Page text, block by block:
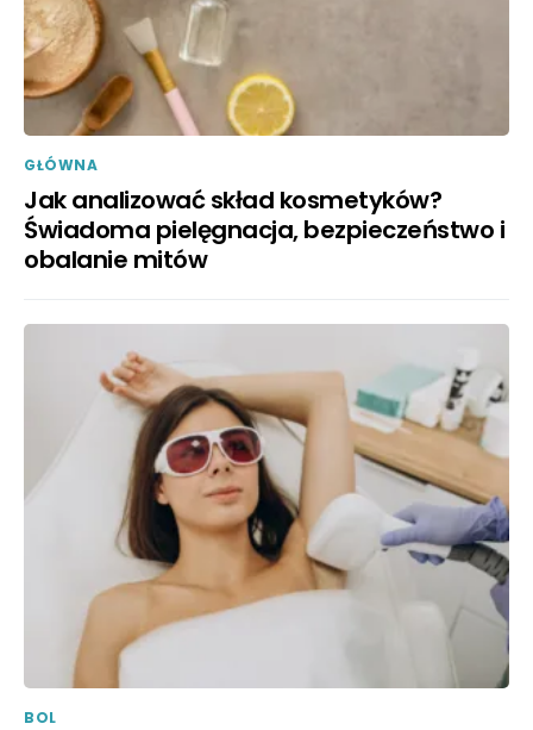
GŁÓWNA
Jak analizować skład kosmetyków?
Świadoma pielęgnacja, bezpieczeństwo i
obalanie mitów
BOL